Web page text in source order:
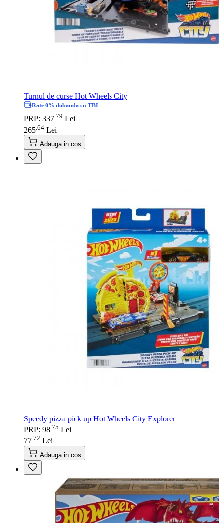
Turnul de curse Hot Wheels City
Rate 0% dobanda cu TBI
PRP: 337.79 Lei
265 64 Lei
Adauga in cos
Speedy pizza pick up Hot Wheels City Explorer
PRP: 98 75 Lei
77 72 Lei
Adauga in cos